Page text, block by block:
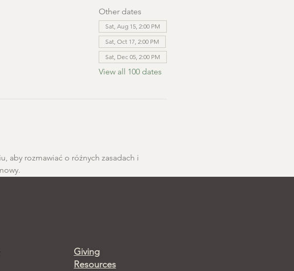
Other dates
Sat, Aug 15, 2:00 PM
Sat, Oct 17, 2:00 PM
Sat, Dec 05, 2:00 PM
View all 100 dates
aby rozmawiać o różnych zasadach i
Giving
Resources